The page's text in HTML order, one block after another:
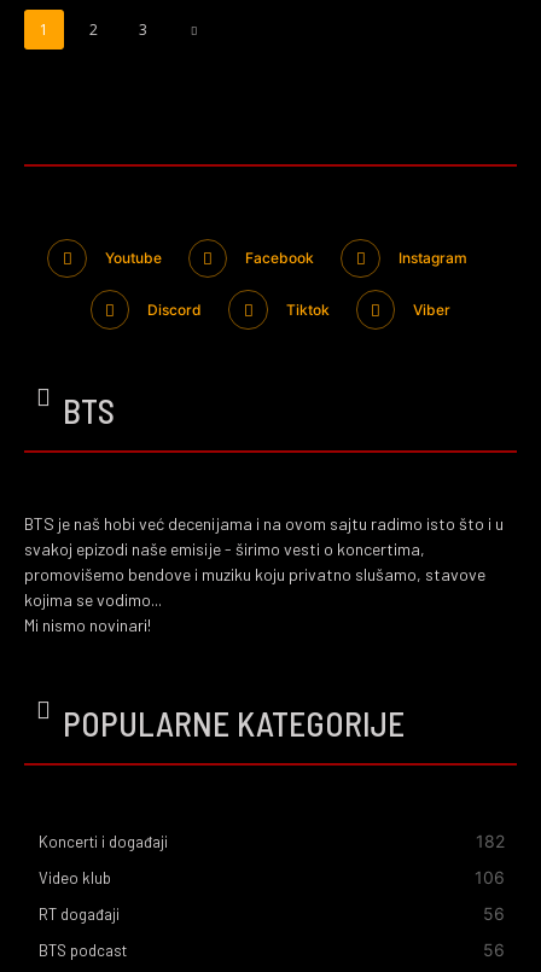
1 2 3
Youtube Facebook Instagram
Discord Tiktok Viber
BTS
BTS je naš hobi već decenijama i na ovom sajtu radimo isto što i u
svakoj epizodi naše emisije - širimo vesti o koncertima,
promovišemo bendove i muziku koju privatno slušamo, stavove
kojima se vodimo...
Mi nismo novinari!
POPULARNE KATEGORIJE
Koncerti i događaji 182
Video klub 106
RT događaji 56
BTS podcast 56